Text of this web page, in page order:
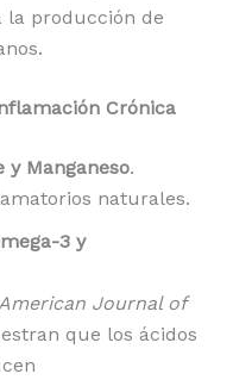
la producción de
Crónica
y Manganeso.
naturales.
3 y
Journal of
que los ácidos